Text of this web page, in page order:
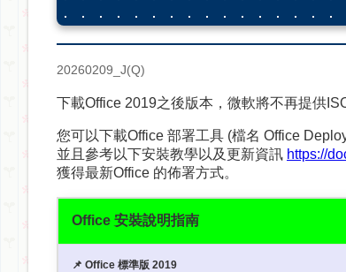
20260209_J(Q)
下載Office 2019之後版本，微軟將不再提供
您可以下載Office 部署工具 (檔名 Office
並且參考以下安裝教學以及更新資訊 https://
獲得最新Office 的佈署方式。
Office 安裝說明指南
📌 Office 標準版 2019